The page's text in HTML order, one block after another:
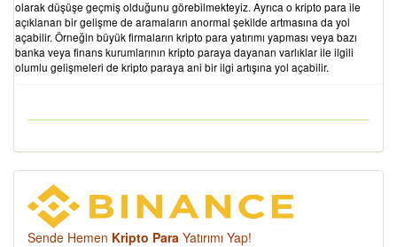
olarak düşüşe geçmiş olduğunu görebilmekteyiz. Ayrıca o kripto para ile
açıklanan bir gelişme de aramaların anormal şekilde artmasına da yol
açabilir. Örneğin büyük firmaların kripto para yatırımı yapması veya bazı
banka veya finans kurumlarının kripto paraya dayanan varlıklar ile ilgili
olumlu gelişmeleri de kripto paraya ani bir ilgi artışına yol açabilir.
Sende Hemen Kripto Para Yatırımı Yap!